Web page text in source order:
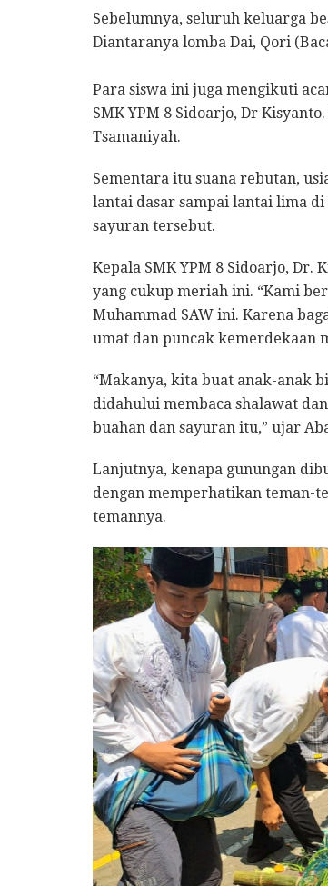
Sebelumnya, seluruh keluarga
Diantaranya lomba Dai, Qori
Para siswa ini juga mengikuti
SMK YPM 8 Sidoarjo, Dr
Tsamaniyah.
Sementara itu suana rebutan,
lantai dasar sampai lantai lima
sayuran tersebut.
Kepala SMK YPM 8 Sidoarjo, Dr.
yang cukup meriah ini. “Kami
Muhammad SAW ini. Karena
umat dan puncak kemerdekaan
“Makanya, kita buat anak-anak
didahului membaca shalawat
buahan dan sayuran itu,” ujar
Lanjutnya, kenapa gunungan
dengan memperhatikan teman-
temannya.